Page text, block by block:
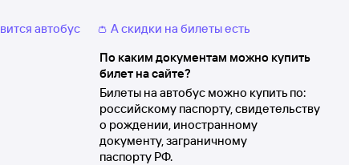
автобус
👛 А скидки на билеты есть
По каким документам можно купить
билет на сайте?
Билеты на автобус можно купить по:
российскому паспорту, свидетельству
о рождении, иностранному
документу, заграничному
паспорту РФ.